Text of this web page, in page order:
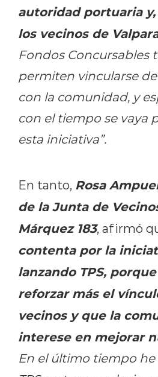
autoridad portuaria
los vecinos de
Fondos Concursables
permiten vincularse
con la comunidad, y
con el tiempo se vaya
esta iniciativa”.
En tanto, Rosa
de la Junta de
Márquez 183, afirmó
contenta por la
lanzando TPS,
reforzar más el
vecinos y que la
interese en mejorar
En el último tiempo